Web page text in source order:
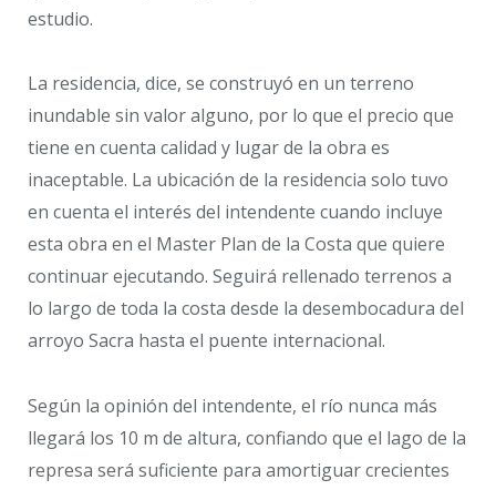
estudio.
La residencia, dice, se construyó en un terreno
inundable sin valor alguno, por lo que el precio que
tiene en cuenta calidad y lugar de la obra es
inaceptable. La ubicación de la residencia solo tuvo
en cuenta el interés del intendente cuando incluye
esta obra en el Master Plan de la Costa que quiere
continuar ejecutando. Seguirá rellenado terrenos a
lo largo de toda la costa desde la desembocadura del
arroyo Sacra hasta el puente internacional.
Según la opinión del intendente, el río nunca más
llegará los 10 m de altura, confiando que el lago de la
represa será suficiente para amortiguar crecientes